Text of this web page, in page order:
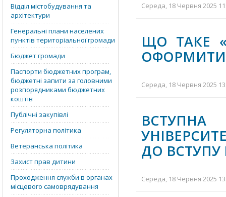
Відділ містобудування та
архітектури
Генеральні плани населених
пунктів територіальної громади
Бюджет громади
Паспорти бюджетних програм,
бюджетні запити за головними
розпорядниками бюджетних
коштів
Публічні закупівлі
Регуляторна політика
Ветеранська політика
Захист прав дитини
Проходження служби в органах
місцевого самоврядування
Середа, 18 Червня 2025
ЩО ТАКЕ
Середа, 18 Червня 2025
ВСТУПНА
ДО ВСТУПУ
Середа, 18 Червня 2025